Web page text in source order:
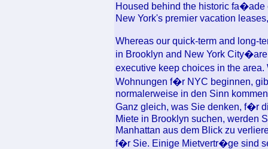
Housed behind the historic fa�ade
New York's premier vacation
Whereas our quick-term and long-
in Brooklyn and New York
executive keep choices in the
Wohnungen f�r NYC beginnen,
normalerweise in den Sinn
Ganz gleich, was Sie denken, f�r
Miete in Brooklyn suchen, werden
Manhattan aus dem Blick zu
f�r Sie. Einige Mietvertr�ge sind